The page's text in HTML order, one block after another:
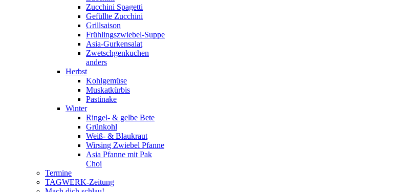
Zucchini Spagetti
Gefüllte Zucchini
Grillsaison
Frühlingszwiebel-Suppe
Asia-Gurkensalat
Zwetschgenkuchen
anders
Herbst
Kohlgemüse
Muskatkürbis
Pastinake
Winter
Ringel- & gelbe Bete
Grünkohl
Weiß- & Blaukraut
Wirsing Zwiebel Pfanne
Asia Pfanne mit Pak
Choi
Termine
TAGWERK-Zeitung